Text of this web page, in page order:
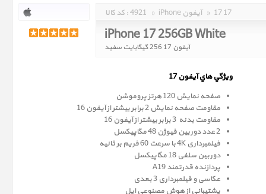
کد کالا : 4921 » iPhone آیفون » 17 17
iPhone 17 256GB White
آیفون 17 256 گیگابایت سفید
ويژگي هاي آيفون 17
صفحه نمایش 120 هرتز پروموشن
مقاومت صفحه نمایش 2 برابر بیشتر از آیفون 16
مقاومت بدنه 3 برابر بیشتر از آیفون 16
2 عدد دوربین فیوژن 48 مگاپیکسل
فیلمبرداری 4K با سرعت 60 فریم بر ثانیه
دوربین سلفی 18 مگاپیکسل
پردازنده قدرتمند A19
عکاسی و فیلمبرداری 3 بعدی
پشتیبانی از هوش مصنوعی اپل